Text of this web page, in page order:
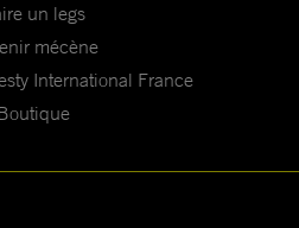
un legs
mécène
International France